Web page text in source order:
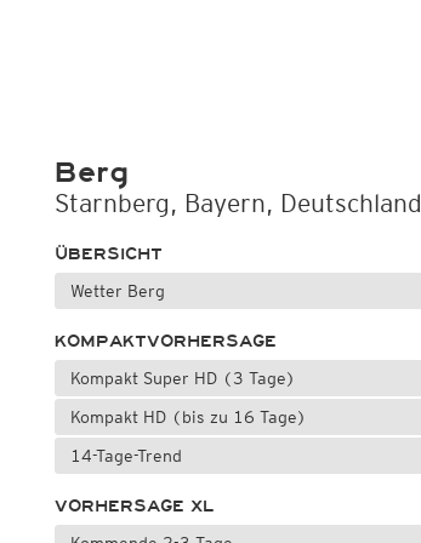
Berg
Starnberg, Bayern, Deutschland
ÜBERSICHT
Wetter Berg
KOMPAKTVORHERSAGE
Kompakt Super HD (3 Tage)
Kompakt HD (bis zu 16 Tage)
14-Tage-Trend
VORHERSAGE XL